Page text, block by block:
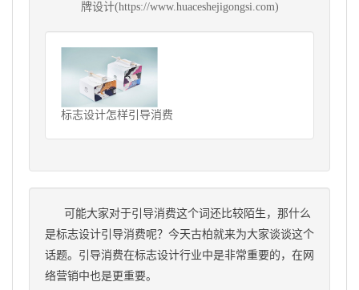
牌设计(https://www.huaceshejigongsi.com)
标志设计怎样引导消费
可能大家对于引导消费这个词还比较陌生，那什么
是标志设计引导消费呢？今天古柏就来为大家谈谈这个
话题。引导消费在标志设计行业中是非常重要的，在网
络营销中也是更重要。